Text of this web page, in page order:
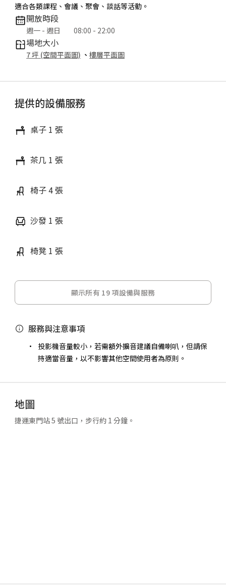
適合各類課程、會議、聚會、談話等活動。
開放時段
週一 - 週日 08:00 - 22:00
場地大小
7 坪 (空間平面圖) 、樓層平面圖
提供的設備服務
桌子 1 張
茶几 1 張
椅子 4 張
沙發 1 張
椅凳 1 張
顯示所有 19 項設備與服務
服務與注意事項
投影機音量較小，若需額外擴音建議自備喇叭，但請保
持適當音量，以不影響其他空間使用者為原則。
地圖
捷運東門站 5 號出口，步行約 1 分鐘。